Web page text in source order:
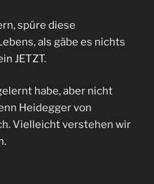
spüre diese
als gäbe es nichts
JETZT.
habe, aber nicht
Heidegger von
Vielleicht verstehen wir